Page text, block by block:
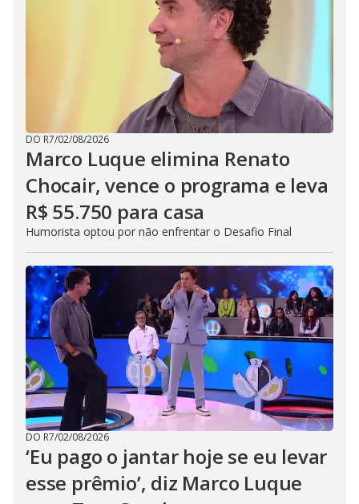
DO R7/02/08/2026
Marco Luque elimina Renato
Chocair, vence o programa e leva
R$ 55.750 para casa
Humorista optou por não enfrentar o Desafio Final
DO R7/02/08/2026
‘Eu pago o jantar hoje se eu levar
esse prêmio’, diz Marco Luque